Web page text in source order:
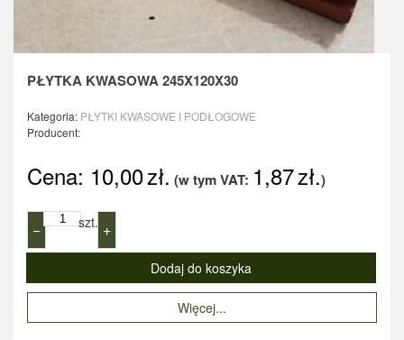
PŁYTKA KWASOWA 245X120X30
Kategoria: PŁYTKI KWASOWE I PODŁOGOWE
Producent:
Cena: 10,00zł. (w tym VAT: 1,87zł.)
− szt. +
Więcej...